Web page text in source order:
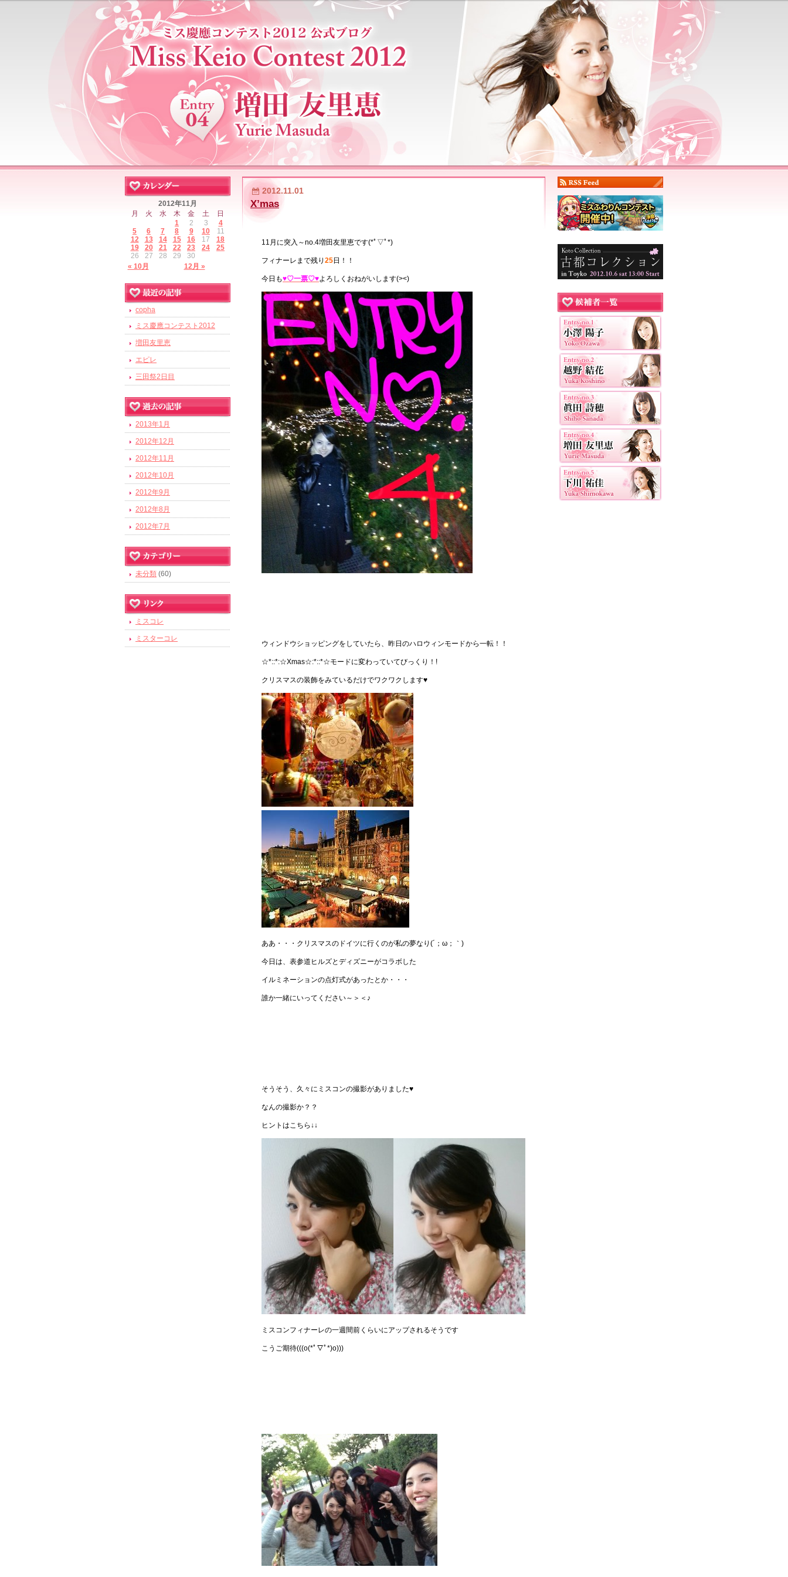
2012.11.01
X’mas
11月に突入～no.4増田友里恵です(*ﾟ▽ﾟ*)
フィナーレまで残り 25日！！
今日も♥♡一票♡♥よろしくおねがいします(><)
ウィンドウショッピングをしていたら、昨日のハロウィンモードから一転！！
☆*::*:☆Xmas☆:*::*☆モードに変わっていてびっくり！!
クリスマスの装飾をみているだけでワクワクします♥
ああ・・・クリスマスのドイツに行くのが私の夢なり(´；ω；｀)
今日は、表参道ヒルズとディズニーがコラボした
イルミネーションの点灯式があったとか・・・
誰か一緒にいってください～＞＜♪
そうそう、久々にミスコンの撮影がありました♥
なんの撮影か？？
ヒントはこちら↓↓
ミスコンフィナーレの一週間前くらいにアップされるそうです
こうご期待(((o(*ﾟ▽ﾟ*)o)))
2012年11月
月
火 水 木 金 土 日
« 10月 12月 »
1 2 3
4
5
6 7 8 9 10
11
12
13 14 15 16 17
18
19
20 21 22 23 24
25
26
27 28 29 30
copha
ミス慶應コンテスト2012
増田友里恵
エピレ
三田祭2日目
2013年1月
2012年12月
2012年11月
2012年10月
2012年9月
2012年8月
2012年7月
未分類 (60)
ミスコレ
ミスターコレ